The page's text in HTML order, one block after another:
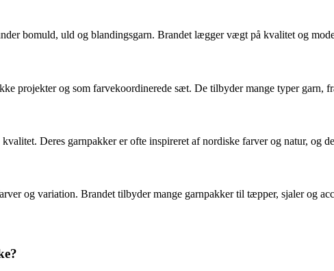
bomuld, uld og blandingsgarn. Brandet lægger vægt på kvalitet og
projekter og som farvekoordinerede sæt. De tilbyder mange typer garn,
Deres garnpakker er ofte inspireret af nordiske farver og natur, og
og variation. Brandet tilbyder mange garnpakker til tæpper, sjaler og